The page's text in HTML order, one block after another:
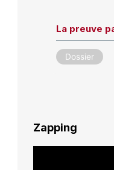
La preuve
Dossier
Zapping